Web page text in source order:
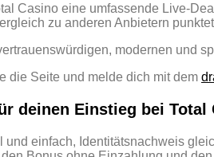
Casino eine umfassende
zu anderen Anbietern
modernen und
die Seite und melde dich mit dem
deinen Einstieg bei Total
und einfach, Identitätsnachweis